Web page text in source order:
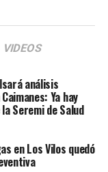
VIDEOS
análisis
Ya hay
Seremi de Salud
en Los Vilos quedó